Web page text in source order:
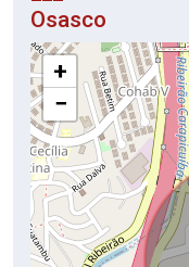
Osasco
+
−